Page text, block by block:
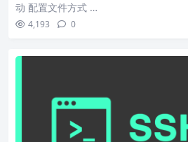
动 配置文件方式 …
4,193 0